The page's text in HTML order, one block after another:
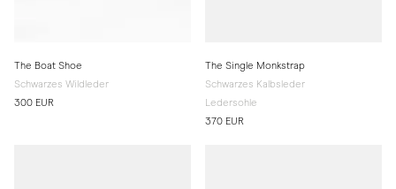
The Boat Shoe
Schwarzes Wildleder
300 EUR
The Single Monkstrap
Schwarzes Kalbsleder
Ledersohle
370 EUR